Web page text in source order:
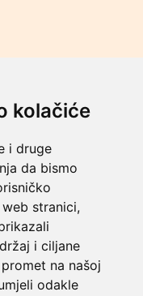
kolačiće
i druge
da bismo
stranici,
i ciljane
na našoj
odakle